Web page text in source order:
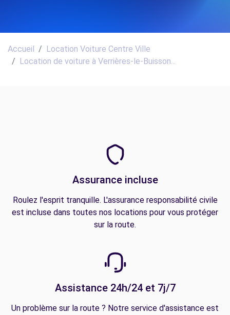
Accueil
Location Voiture Centre Ville
Location de voiture à Verrières-le-Buisson...
Assurance incluse
Roulez l'esprit tranquille. L'assurance responsabilité civile
est incluse dans toutes nos locations pour vous protéger
sur la route.
Assistance 24h/24 et 7j/7
Un problème sur la route ? Notre service d'assistance est